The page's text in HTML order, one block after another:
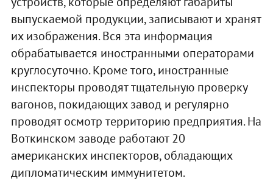
выпускаемой продукции, записывают и хранят
их изображения. Вся эта информация
обрабатывается иностранными операторами
круглосуточно. Кроме того, иностранные
инспекторы проводят тщательную проверку
вагонов, покидающих завод и регулярно
проводят осмотр территорию предприятия. На
Воткинском заводе работают 20
американских инспекторов, обладающих
дипломатическим иммунитетом.